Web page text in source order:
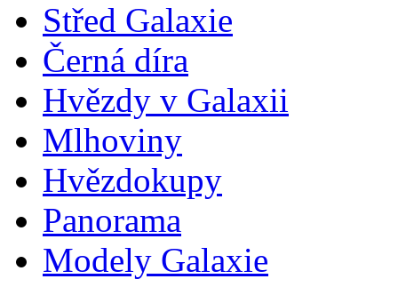
Střed Galaxie
Černá díra
Hvězdy v Galaxii
Mlhoviny
Hvězdokupy
Panorama
Modely Galaxie